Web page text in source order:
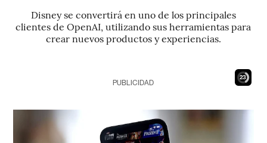
Disney se convertirá en uno de los principales
clientes de OpenAI, utilizando sus herramientas para
crear nuevos productos y experiencias.
22
PUBLICIDAD